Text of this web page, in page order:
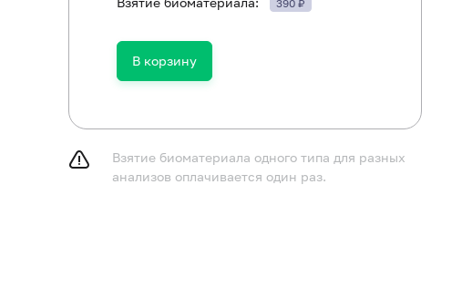
Посев на гемолитический стрептококк группы А
390 ₽
В корзину
Взятие биоматериала одного типа для разных
анализов оплачивается один раз.